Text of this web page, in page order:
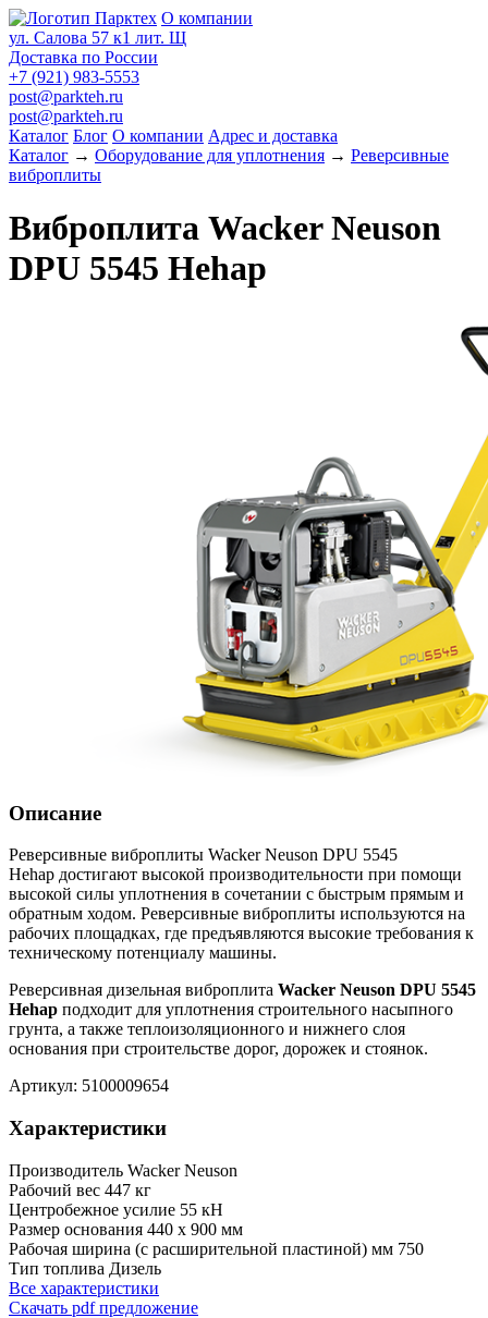
О компании
ул. Салова 57 к1 лит. Щ
Доставка по России
+7 (921) 983-5553
post@parkteh.ru
post@parkteh.ru
Каталог Блог О компании Адрес и доставка
Каталог → Оборудование для уплотнения → Реверсивные
виброплиты
Виброплита Wacker Neuson
DPU 5545 Hehap
Описание
Реверсивные виброплиты Wacker Neuson DPU 5545
Hehap достигают высокой производительности при помощи
высокой силы уплотнения в сочетании с быстрым прямым и
обратным ходом. Реверсивные виброплиты используются на
рабочих площадках, где предъявляются высокие требования к
техническому потенциалу машины.
Реверсивная дизельная виброплита Wacker Neuson DPU 5545
Hehap подходит для уплотнения строительного насыпного
грунта, а также теплоизоляционного и нижнего слоя
основания при строительстве дорог, дорожек и стоянок.
Артикул: 5100009654
Характеристики
Производитель Wacker Neuson
Рабочий вес 447 кг
Центробежное усилие 55 кН
Размер основания 440 x 900 мм
Рабочая ширина (с расширительной пластиной) мм 750
Тип топлива Дизель
Все характеристики
Скачать pdf предложение